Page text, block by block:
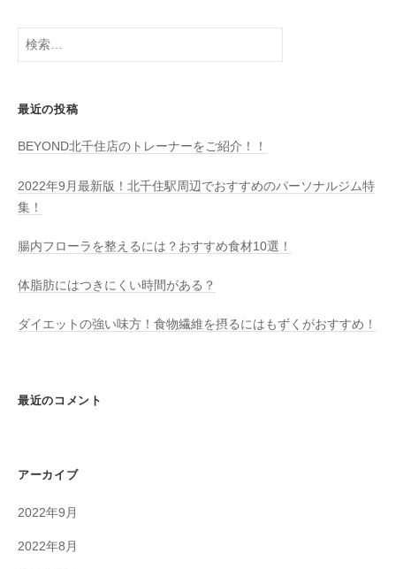
ン
検
最近の投稿
BEYOND北千住店のトレーナーをご紹介！！
2022年9月最新版！北千住駅周辺でおすすめのパーソナルジム特
集！
腸内フローラを整えるには？おすすめ食材10選！
体脂肪にはつきにくい時間がある？
ダイエットの強い味方！食物繊維を摂るにはもずくがおすすめ！
最近のコメント
アーカイブ
2022年9月
2022年8月